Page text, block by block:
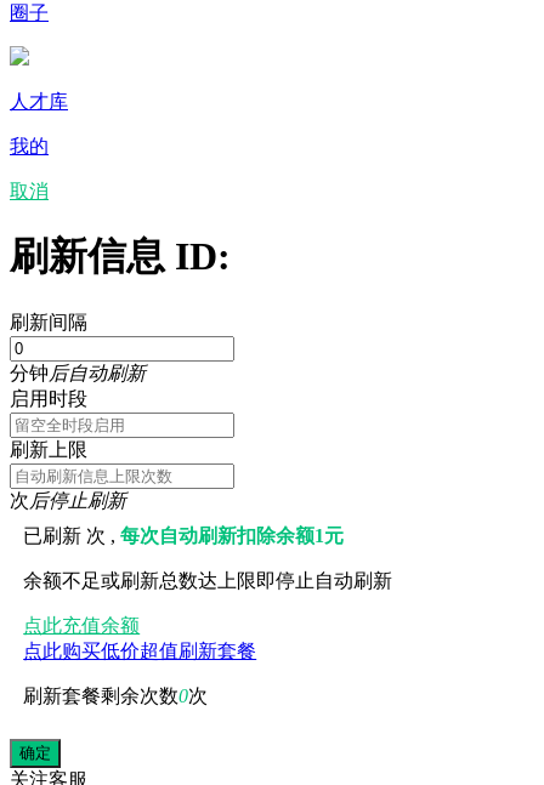
圈子
人才库
我的
取消
刷新信息 ID:
刷新间隔
分钟后自动刷新
启用时段
刷新上限
次后停止刷新
已刷新 次 ,每次自动刷新扣除余额1元
余额不足或刷新总数达上限即停止自动刷新
点此充值余额
点此购买低价超值刷新套餐
刷新套餐剩余次数0次
关注客服